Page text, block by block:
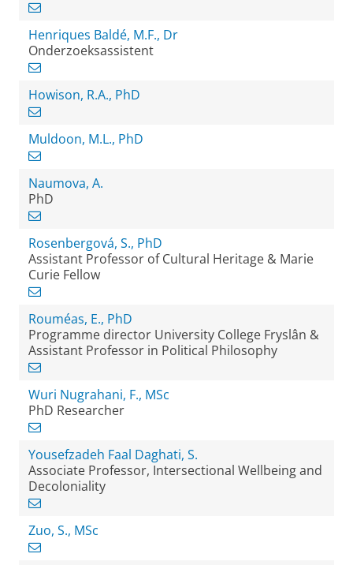
Henriques Baldé, M.F., Dr
Onderzoeksassistent
Howison, R.A., PhD
Muldoon, M.L., PhD
Naumova, A.
PhD
Rosenbergová, S., PhD
Assistant Professor of Cultural Heritage & Marie
Curie Fellow
Rouméas, E., PhD
Programme director University College Fryslân &
Assistant Professor in Political Philosophy
Wuri Nugrahani, F., MSc
PhD Researcher
Yousefzadeh Faal Daghati, S.
Associate Professor, Intersectional Wellbeing and
Decoloniality
Zuo, S., MSc